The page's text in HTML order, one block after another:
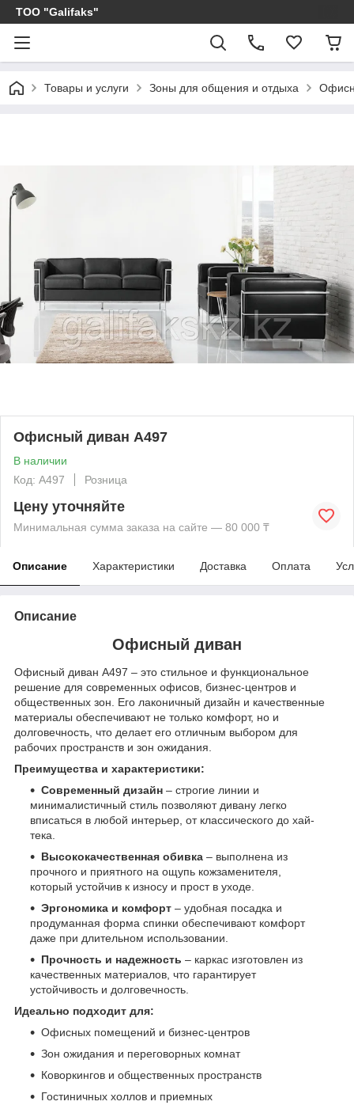
ТОО "Galifaks"
Товары и услуги Зоны для общения и отдыха
Офисный диван А497
В наличии
Код: А497
Розница
Цену уточняйте
Минимальная сумма заказа на сайте — 80 000 ₸
Описание Характеристики Доставка Оплата
Описание
Офисный диван
Офисный диван А497 – это стильное и функциональное
решение для современных офисов, бизнес-центров и
общественных зон. Его лаконичный дизайн и качественные
материалы обеспечивают не только комфорт, но и
долговечность, что делает его отличным выбором для
рабочих пространств и зон ожидания.
Преимущества и характеристики:
Современный дизайн – строгие линии и
минималистичный стиль позволяют дивану легко
вписаться в любой интерьер, от классического до хай-
тека.
Высококачественная обивка – выполнена из
прочного и приятного на ощупь кожзаменителя,
который устойчив к износу и прост в уходе.
Эргономика и комфорт – удобная посадка и
продуманная форма спинки обеспечивают комфорт
даже при длительном использовании.
Прочность и надежность – каркас изготовлен из
качественных материалов, что гарантирует
устойчивость и долговечность.
Идеально подходит для:
Офисных помещений и бизнес-центров
Зон ожидания и переговорных комнат
Коворкингов и общественных пространств
Гостиничных холлов и приемных